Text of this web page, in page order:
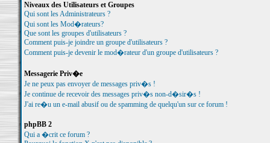
Niveaux des Utilisateurs et Groupes
Qui sont les Administrateurs ?
Qui sont les Mod�rateurs?
Que sont les groupes d'utilisateurs ?
Comment puis-je joindre un groupe d'utilisateurs ?
Comment puis-je devenir le mod�rateur d'un groupe d'utilisateurs ?
Messagerie Priv�e
Je ne peux pas envoyer de messages priv�s !
Je continue de recevoir des messages priv�s non-d�sir�s !
J'ai re�u un e-mail abusif ou de spamming de quelqu'un sur ce forum !
phpBB 2
Qui a �crit ce forum ?